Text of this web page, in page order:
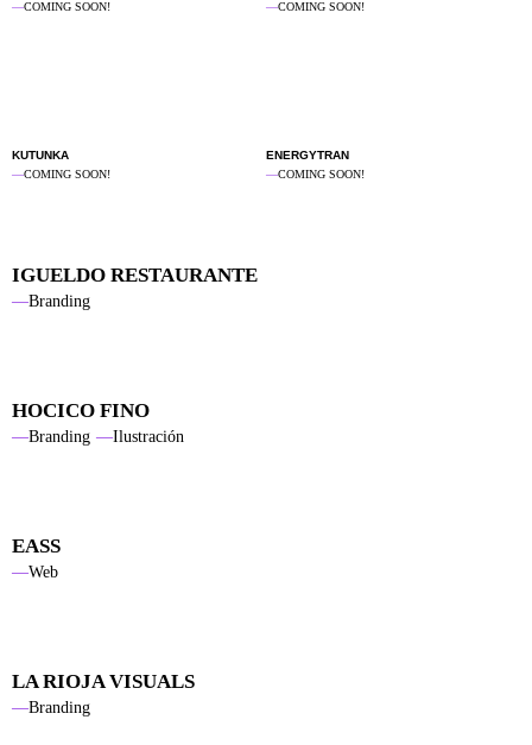
—COMING SOON! —COMING SOON!
KUTUNKA
—COMING SOON!
ENERGYTRAN
—COMING SOON!
IGUELDO RESTAURANTE
Branding
HOCICO FINO
Branding Ilustración
EASS
Web
LA RIOJA VISUALS
Branding